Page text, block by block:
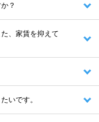
？
、家賃を抑えて
いです。